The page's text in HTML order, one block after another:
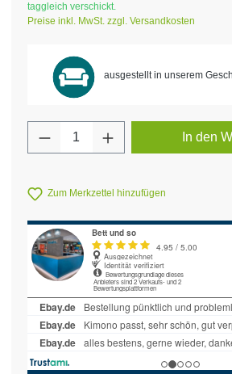
taggleich verschickt.
Preise inkl. MwSt. zzgl. Versandkosten
ausgestellt in unserem
Produkt Anzahl: Gib den
In den
Zum Merkzettel hinzufügen